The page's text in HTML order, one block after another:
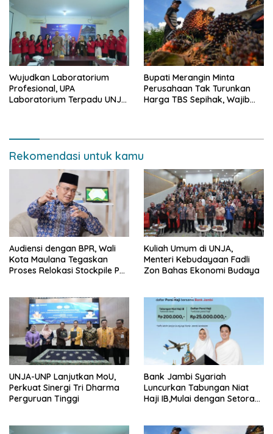
Wujudkan Laboratorium
Profesional, UPA
Laboratorium Terpadu UNJA
Bupati Merangin Minta
Perusahaan Tak Turunkan
Harga TBS Sepihak, Wajib
Rekomendasi untuk kamu
Audiensi dengan BPR, Wali
Kota Maulana Tegaskan
Proses Relokasi Stockpile PT
Kuliah Umum di UNJA,
Menteri Kebudayaan Fadli
Zon Bahas Ekonomi Budaya
UNJA-UNP Lanjutkan MoU,
Perkuat Sinergi Tri Dharma
Perguruan Tinggi
Bank Jambi Syariah
Luncurkan Tabungan Niat
Haji IB,Mulai dengan Setoran